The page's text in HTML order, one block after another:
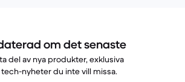
om det senaste
del av nya produkter, exklusiva
nyheter du inte vill missa.